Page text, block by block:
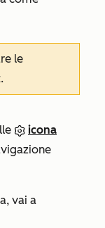
le
icona
vai a